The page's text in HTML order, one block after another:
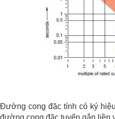
Đường cong đặc tính có ký